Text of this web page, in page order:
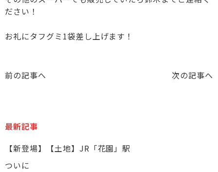
ださい！
お礼にタフグミ1袋差し上げます！
前の記事へ 次の記事へ
最新記事
【新登場】【土地】JR「花園」駅
ついに